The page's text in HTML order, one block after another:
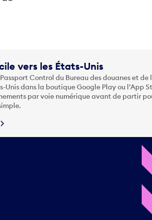
vers les États-Unis
Control du Bureau des douanes et de
dans la boutique Google Play ou l’App
par voie numérique avant de partir